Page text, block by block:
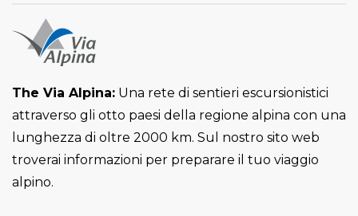
The Via Alpina: Una rete di sentieri escursionistici
attraverso gli otto paesi della regione alpina con una
lunghezza di oltre 2000 km. Sul nostro sito web
troverai informazioni per preparare il tuo viaggio
alpino.